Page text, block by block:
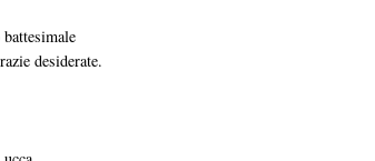
desiderate.